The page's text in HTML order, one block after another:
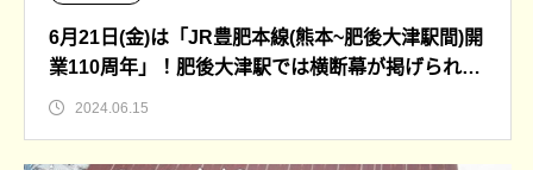
6月21日(金)は「JR豊肥本線(熊本~肥後大津駅間)開
業110周年」！肥後大津駅では横断幕が掲げられて
います！！
2024.06.15